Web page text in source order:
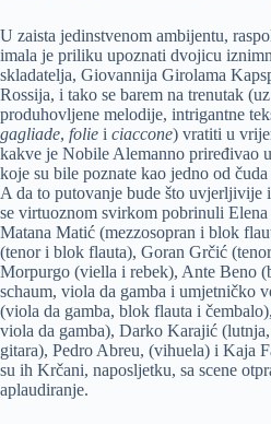
U zaista jedinstvenom ambijentu,
imala je priliku upoznati dvojicu
skladatelja, Giovannija Girolama
Rossija, i tako se barem na trenutak
produhovljene melodije, intrigantne
gagliade, folie i ciaccone) vratiti u
kakve je Nobile Alemanno priređivao
koje su bile poznate kao jedno od
A da to putovanje bude što uvjerljivije
se virtuoznom svirkom pobrinuli Elena
Matana Matić (mezzosopran i blok
(tenor i blok flauta), Goran Grčić
Morpurgo (viella i rebek), Ante Beno
schaum, viola da gamba i umjetničko
(viola da gamba, blok flauta i
viola da gamba), Darko Karajić
gitara), Pedro Abreu, (vihuela) i Kaja
su ih Krčani, naposljetku, sa scene
aplaudiranje.